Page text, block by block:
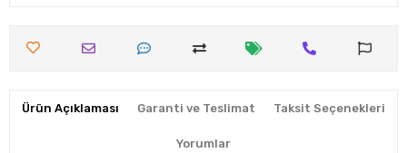
Ürün Açıklaması Garanti ve Teslimat Taksit Seçenekleri
Yorumlar